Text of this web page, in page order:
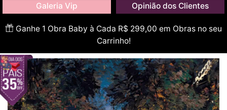
Galeria Vip Opinião dos Clientes
Ganhe 1 Obra Baby à Cada R$ 299,00 em Obras no seu
Carrinho!